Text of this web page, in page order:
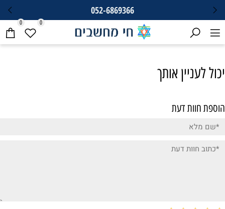
052-6869366
0 0
יכול לעניין אותך
הוספת חוות דעת